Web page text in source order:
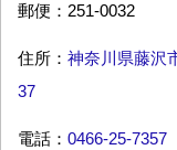
郵便：251-0032
住所： 神奈川県藤沢
37
電話： 0466-25-7357